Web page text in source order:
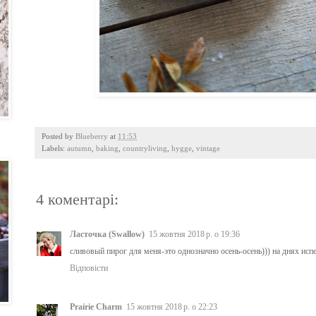
Posted by Blueberry at 11:53
Labels: autumn baking countryliving hygge vintage
4 коментарі:
Ласточка (Swallow) 15 жовтня 2018 р. о 19:36
сливовый пирог для меня-это однозначно осень-осень))) на днях
Відповісти
Prairie Charm 15 жовтня 2018 р. о 22:23